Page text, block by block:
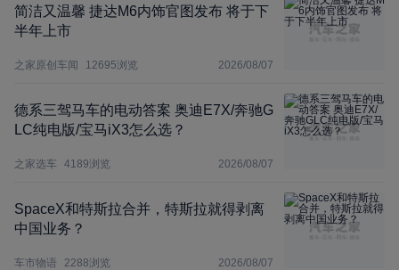
简洁又温馨 捷达M6内饰官图发布 将于下
半年上市
之家原创车闻 12695浏览 2026/08/07
德系三驾马车的电动答案 奥迪E7X/奔驰G
LC纯电版/宝马iX3怎么选？
之家选车 4189浏览 2026/08/07
SpaceX和特斯拉合并，特斯拉就得剥离
中国业务？
车市物语 2288浏览 2026/08/07